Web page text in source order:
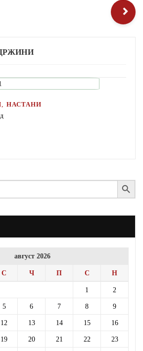
НАСТАНИ
Search Button
август 2026
С Ч П С Н
1 2
5 6 7 8 9
12 13 14 15 16
19 20 21 22 23